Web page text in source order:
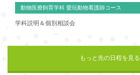
動物医療飼育学科 愛玩動物看護師コース
学科説明＆個別相談会
もっと先の日程を見る